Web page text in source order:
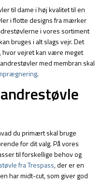
til dame i høj kvalitet til en
i flotte designs fra mærker
i vores sortiment
bruges i alt slags vejr. Det
hvor vejret kan være meget
med membran skal
.
du primært skal bruge
for dit valg. På vores
til forskellige behov og
fra Trespass, der er en
har midt-cut, som giver god